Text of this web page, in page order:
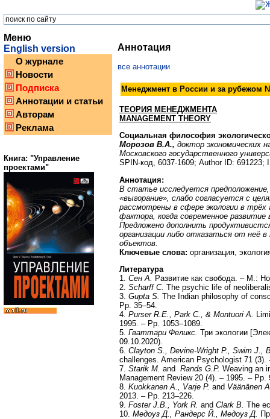
Меню
English version
О журнале
Новости
Подписка
Аннотации и статьи
Авторам
Реклама
Книга: "Управление
проектами"
Аннотация
все аннотации
Менеджмент в России и за рубежом
ТЕОРИЯ МЕНЕДЖМЕНТА
MANAGEMENT THEORY
Социальная философия
Морозов В.А., доктор экономических
Московского государственного
SPIN-код, 6037-1609; Author ID:
Аннотация:
В статье исследуется
«выгорание», слабо согласуется с
рассмотрены в сфере экологии в трёх
фактора, когда современное развитие
Предложено дополнить
организации либо отказаться от неё
объектов.
Ключевые слова: организация,
Литература
1. Сен А.
Развитие как свобода. – М.:
2. Scharff C. The psychic life of
3. Gupta S. The Indian philosophy of
Pp. 35–54.
4. Purser R.E., Park C., & Montuori A.
1995. – Pp. 1053–1089.
5. Гваттари Феликс. Три экологии
09.10.2020).
6. Clayton S., Devine-Wright P., Swim
challenges. American Psychologist 71 (3).
7. Starik M. and Rands G.P. Weaving an
Management Review 20 (4). – 1995. – Pp.
8. Kuokkanen A., Varje P. and Väänänen
2013. – Pp. 213–226.
9. Foster J.B., York R. and Clark B. The
10. Медоуз Д., Рандерс Й., Медоуз Д.